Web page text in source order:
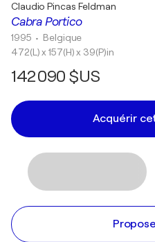
Cabra Portico
Claudio Pincas Feldman
1995 • Belgique
472(L) x 157(H) x 39(P)in
142 090 $US
Acquérir